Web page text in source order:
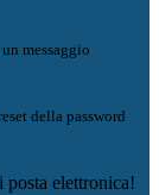
messaggio
della password
elettronica!